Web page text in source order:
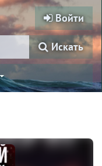
Войти
Искать